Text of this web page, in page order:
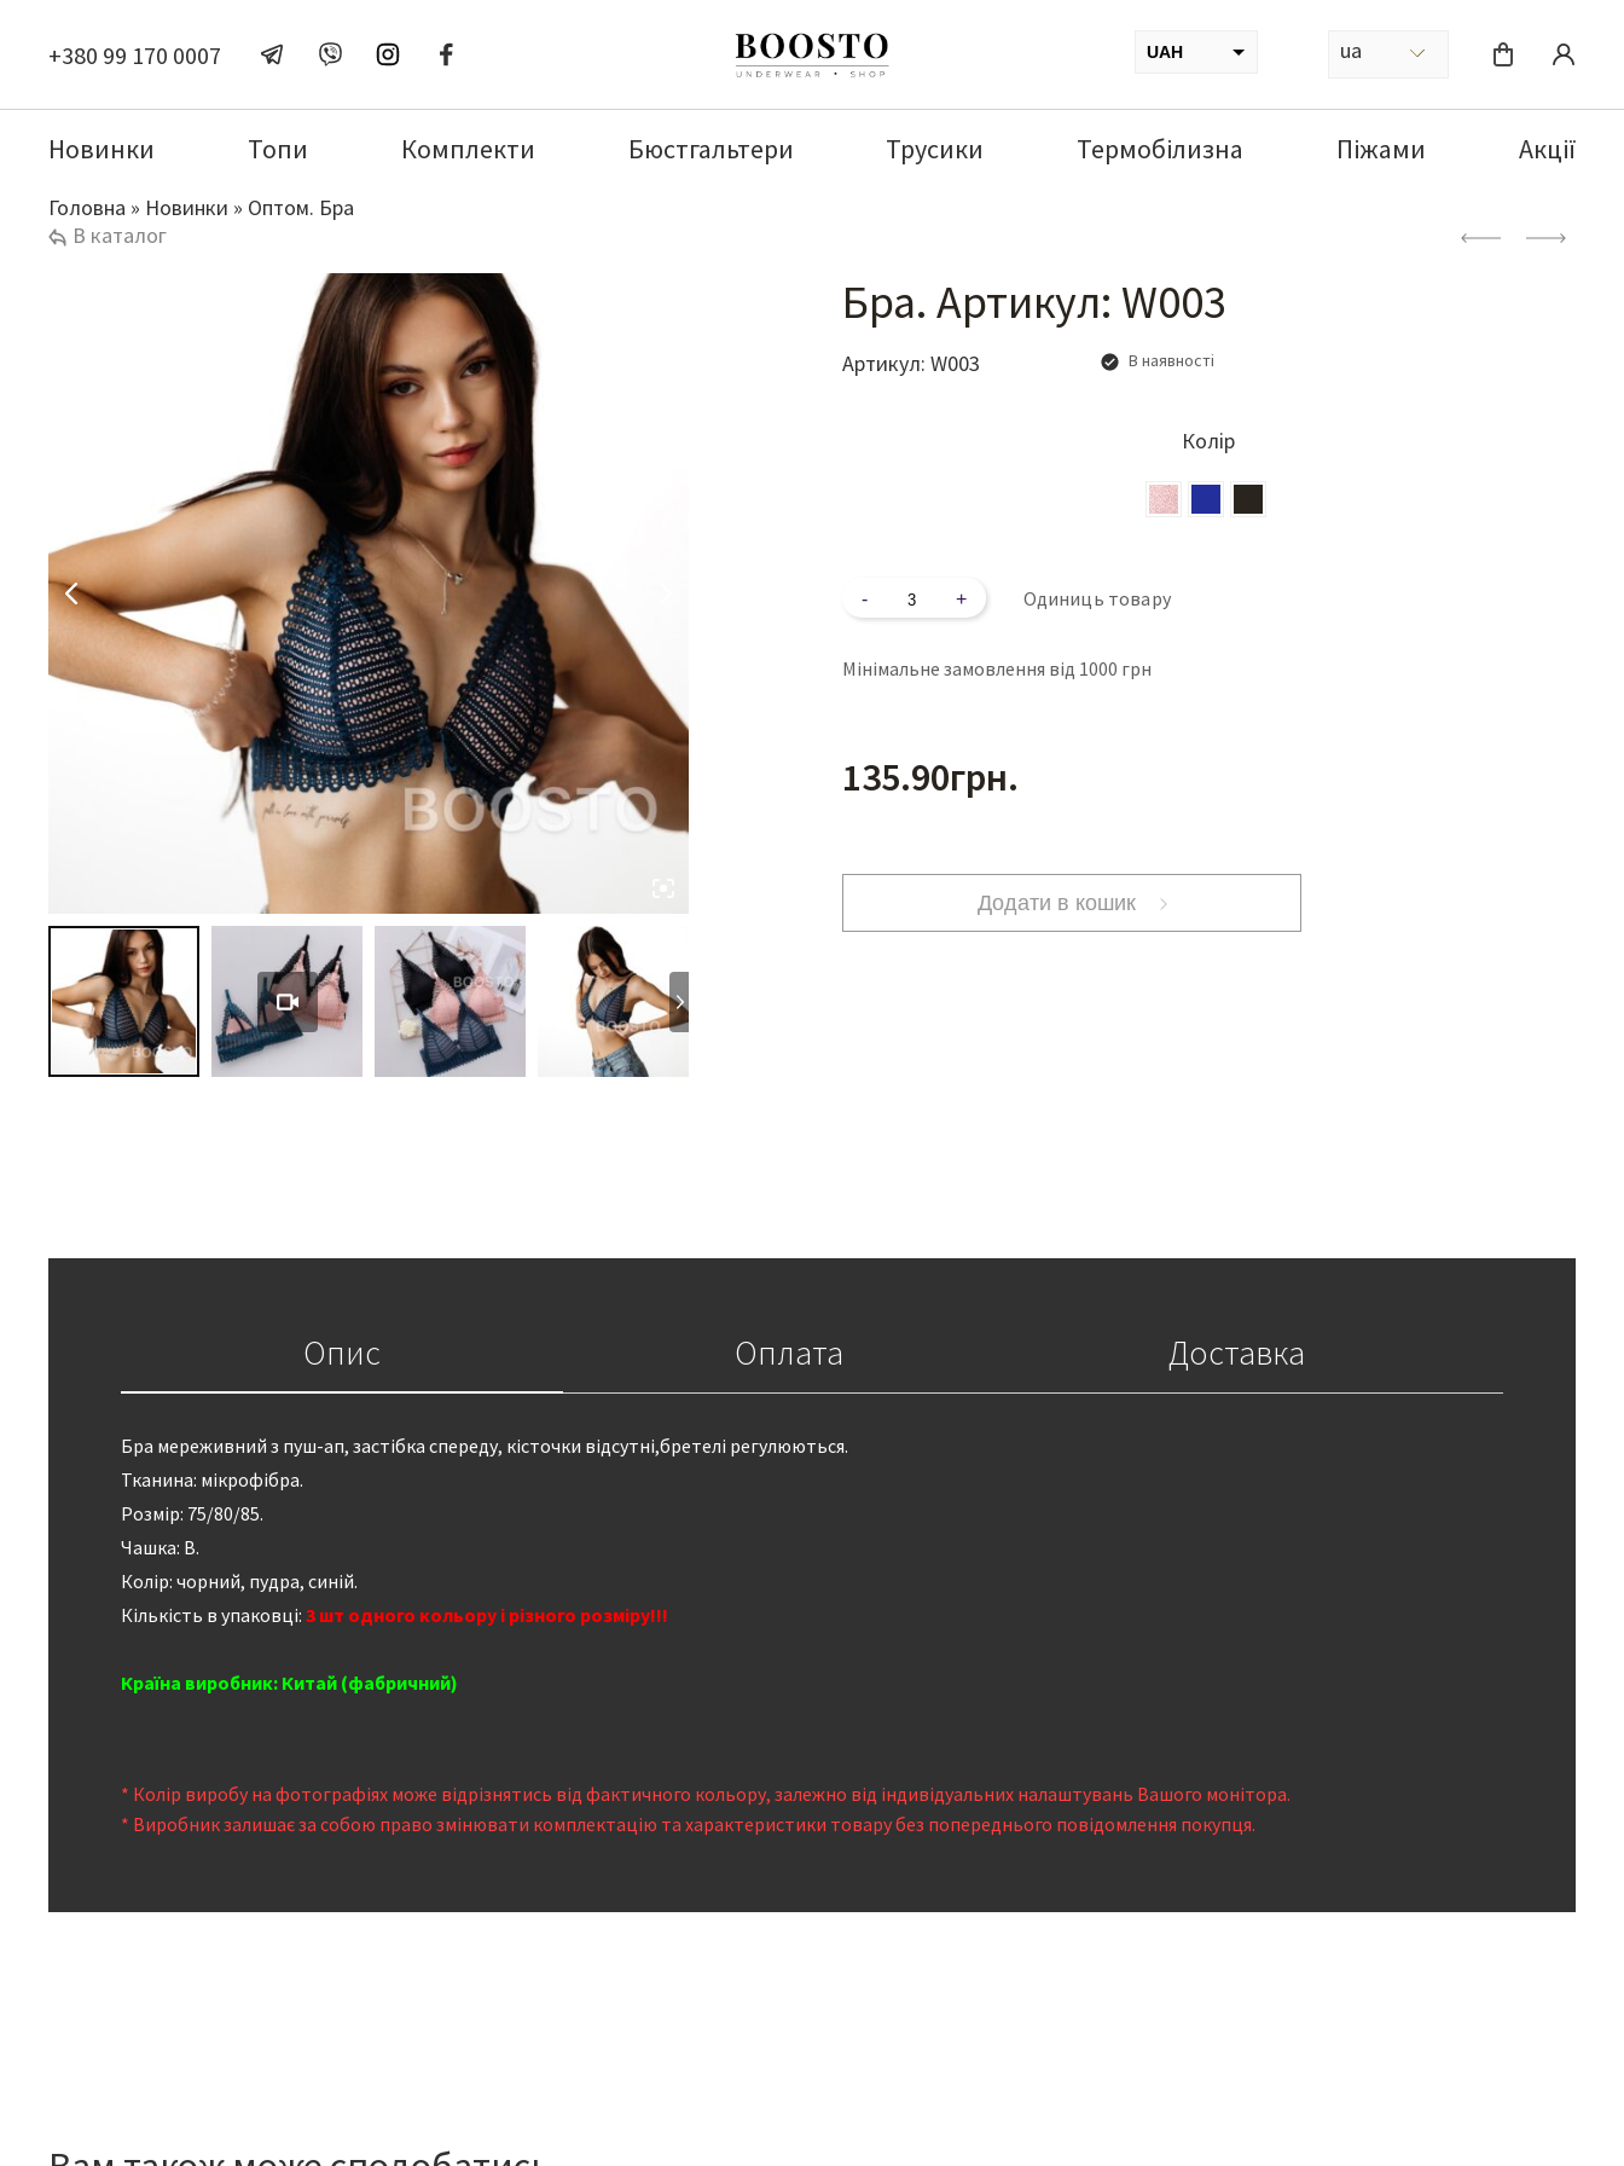
+380 99 170 0007 UAH ua
Новинки Топи Комплекти Бюстгальтери Трусики Термобілизна Піжами Акції
Головна » Новинки » Оптом. Бра
В каталог
Бра. Артикул: W003
Артикул:W003 В наявності
Колір
Кількість Одиниць товару
Мінімальне замовлення від 1000 грн
135.90грн.
Додати в кошик
Опис Оплата Доставка
Бра мереживний з пуш-ап, застібка спереду, кісточки відсутні,бретелі регулюються.
Тканина: мікрофібра.
Розмір: 75/80/85.
Чашка: В.
Колір: чорний, пудра, синій.
Кількість в упаковці: 3 шт одного кольору і різного розміру!!!
Країна виробник: Китай (фабричний)
* Колір виробу на фотографіях може відрізнятись від фактичного кольору, залежно від індивідуальних налаштувань Вашого монітора.
* Виробник залишає за собою право змінювати комплектацію та характеристики товару без попереднього повідомлення покупця.